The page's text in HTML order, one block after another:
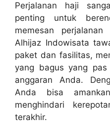
Perjalanan haji
penting untuk
memesan
Alhijaz Indowisata
paket dan fasilitas,
yang bagus yang
anggaran Anda.
Anda bisa
menghindari
terakhir.